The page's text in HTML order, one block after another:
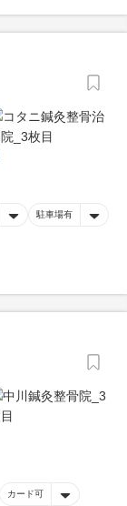
駐車場有
カード可